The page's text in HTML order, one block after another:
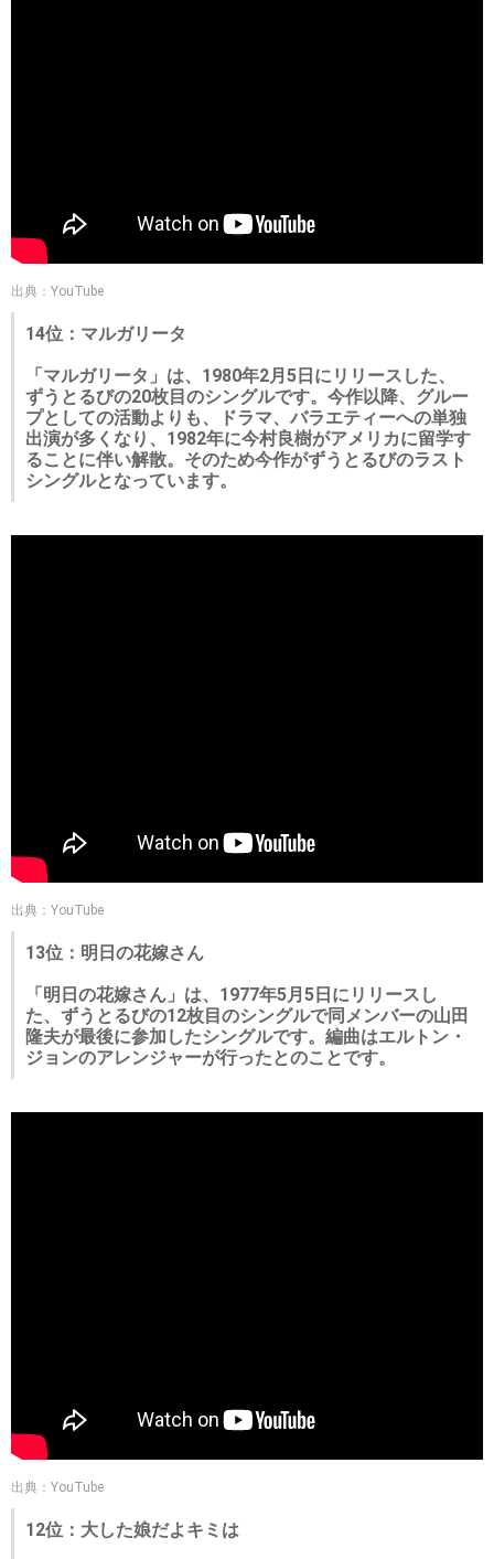
出典：YouTube
14位：マルガリータ
「マルガリータ」は、1980年2月5日にリリースした、
ずうとるびの20枚目のシングルです。今作以降、グルー
プとしての活動よりも、ドラマ、バラエティーへの単独
出演が多くなり、1982年に今村良樹がアメリカに留学す
ることに伴い解散。そのため今作がずうとるびのラスト
シングルとなっています。
出典：YouTube
13位：明日の花嫁さん
「明日の花嫁さん」は、1977年5月5日にリリースし
た、ずうとるびの12枚目のシングルで同メンバーの山田
隆夫が最後に参加したシングルです。編曲はエルトン・
ジョンのアレンジャーが行ったとのことです。
出典：YouTube
12位：大した娘だよキミは